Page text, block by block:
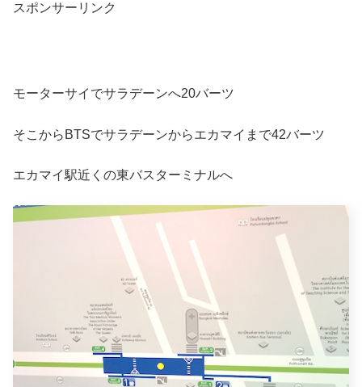
スポンサーリンク
モーターサイでサラデーンへ20バーツ
そこからBTSでサラデーンからエカマイまで42バーツ
エカマイ駅近くの東バスターミナルへ